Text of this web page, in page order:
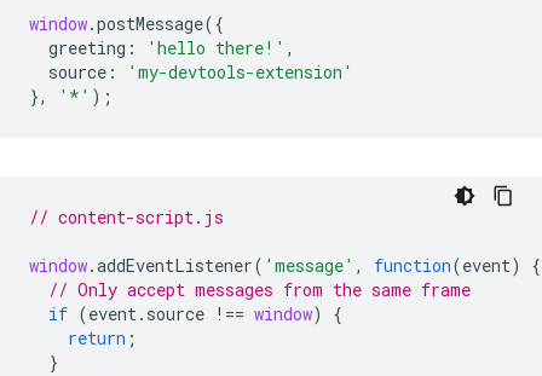
window.postMessage({
greeting : 'hello there!' ,
source :
'my-devtools-extension'
},
'*' );
// content-script.js
window.addEventListener( 'message' , function(event)
{
// Only accept messages from the same frame
if (event. source !== window)
{
return ;
}